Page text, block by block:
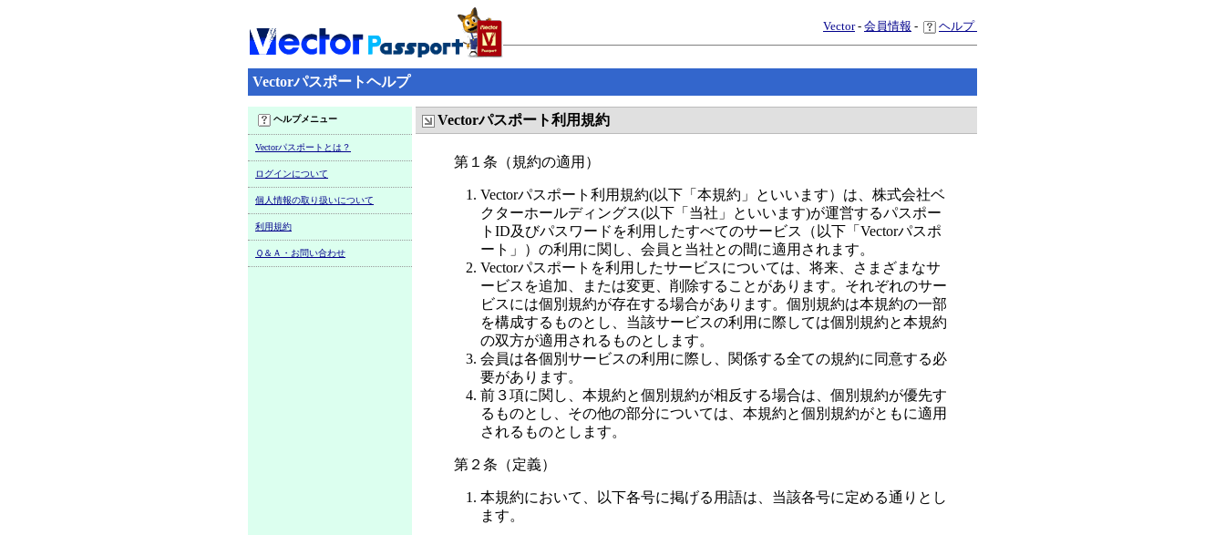
Vector- 会員情報 - ヘルプ
Vectorパスポートヘルプ
ヘルプメニュー
Vectorパスポートとは？
ログインについて
個人情報の取り扱いについて
利用規約
Ｑ＆Ａ・お問い合わせ
Vectorパスポート利用規約
第１条（規約の適用）
Vectorパスポート利用規約(以下「本規約」といいます）は、株式会社ベ
クターホールディングス(以下「当社」といいます)が運営するパスポー
トID及びパスワードを利用したすべてのサービス（以下「Vectorパスポ
ート」）の利用に関し、会員と当社との間に適用されます。
Vectorパスポートを利用したサービスについては、将来、さまざまなサ
ービスを追加、または変更、削除することがあります。それぞれのサー
ビスには個別規約が存在する場合があります。個別規約は本規約の一部
を構成するものとし、当該サービスの利用に際しては個別規約と本規約
の双方が適用されるものとします。
会員は各個別サービスの利用に際し、関係する全ての規約に同意する必
要があります。
前３項に関し、本規約と個別規約が相反する場合は、個別規約が優先す
るものとし、その他の部分については、本規約と個別規約がともに適用
されるものとします。
第２条（定義）
本規約において、以下各号に掲げる用語は、当該各号に定める通りとし
ます。